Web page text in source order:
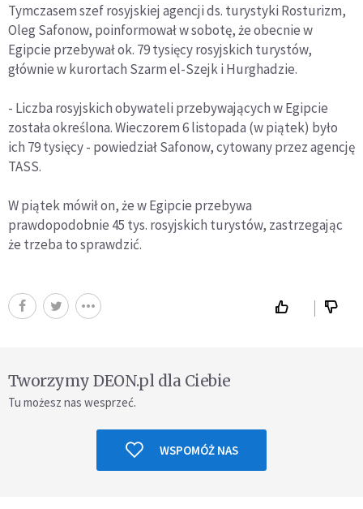
Tymczasem szef rosyjskiej agencji ds. turystyki Rosturizm,
Oleg Safonow, poinformował w sobotę, że obecnie w
Egipcie przebywał ok. 79 tysięcy rosyjskich turystów,
głównie w kurortach Szarm el-Szejk i Hurghadzie.
- Liczba rosyjskich obywateli przebywających w Egipcie
została określona. Wieczorem 6 listopada (w piątek) było
ich 79 tysięcy - powiedział Safonow, cytowany przez agencję
TASS.
W piątek mówił on, że w Egipcie przebywa
prawdopodobnie 45 tys. rosyjskich turystów, zastrzegając
że trzeba to sprawdzić.
Tworzymy DEON.pl dla Ciebie
Tu możesz nas wesprzeć.
WSPOMÓŻ NAS